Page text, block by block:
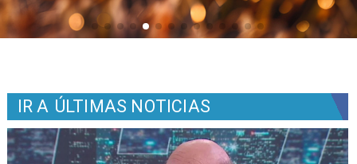
IR A ÚLTIMAS NOTICIAS